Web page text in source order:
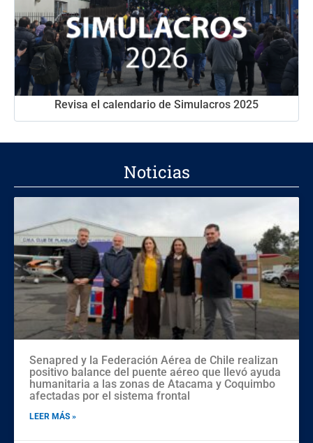
Revisa el calendario de Simulacros 2025
Noticias
Senapred y la Federación Aérea de Chile realizan
positivo balance del puente aéreo que llevó ayuda
humanitaria a las zonas de Atacama y Coquimbo
afectadas por el sistema frontal
LEER MÁS »